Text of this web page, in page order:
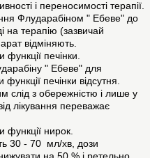
і переносимості терапії.
Флударабіном " Ебеве" до
на терапію (зазвичай
відміняють.
функції печінки.
" Ебеве" для
печінки відсутня.
слід з обережністю і лише у
лікування переважає
функції нирок.
30 - 70 мл/хв, дози